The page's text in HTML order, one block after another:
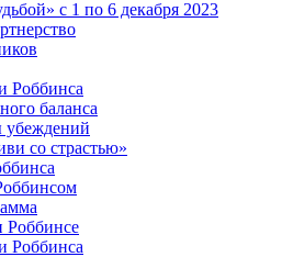
с 1 по 6 декабря 2023
Роббинса
баланса
убеждений
со страстью»
Роббинса